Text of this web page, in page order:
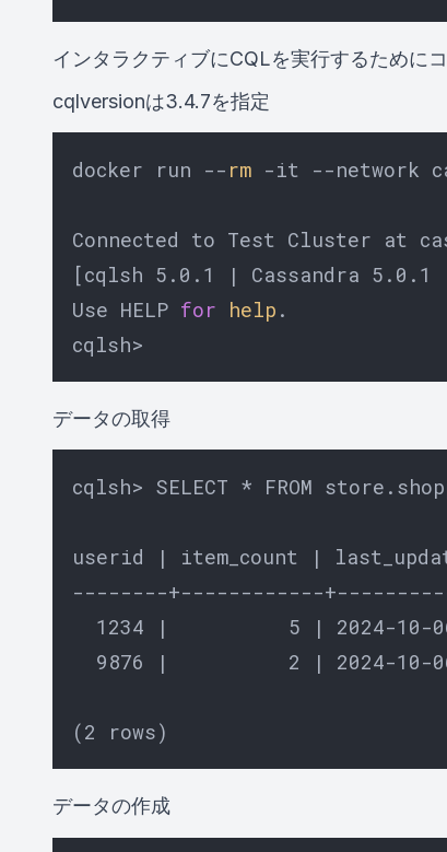
インタラクティブにCQLを実行するために
cqlversionは3.4.7を指定
docker run -- rm -it --network
Connected to Test Cluster at
[cqlsh 5.0.1 | Cassandra
Use HELP for help .
データの取得
cqlsh> SELECT * FROM
userid | item_count |
--------+------------
1234 |          5 | 2024-10-
9876 |          2 | 2024-10-
データの作成